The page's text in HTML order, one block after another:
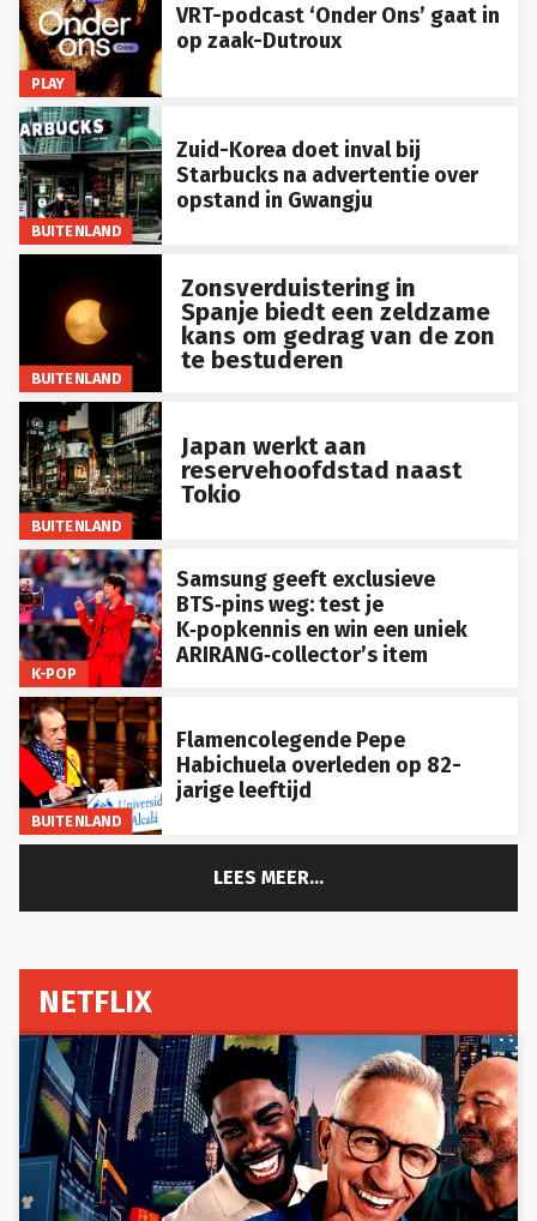
PLAY
VRT-podcast ‘Onder Ons’ gaat in
op zaak-Dutroux
BUITENLAND
Zuid-Korea doet inval bij
Starbucks na advertentie over
opstand in Gwangju
BUITENLAND
Zonsverduistering in
Spanje biedt een zeldzame
kans om gedrag van de zon
te bestuderen
BUITENLAND
Japan werkt aan
reservehoofdstad naast
Tokio
K-POP
Samsung geeft exclusieve
BTS‑pins weg: test je
K‑popkennis en win een uniek
ARIRANG‑collector’s item
BUITENLAND
Flamencolegende Pepe
Habichuela overleden op 82-
jarige leeftijd
LEES MEER...
NETFLIX